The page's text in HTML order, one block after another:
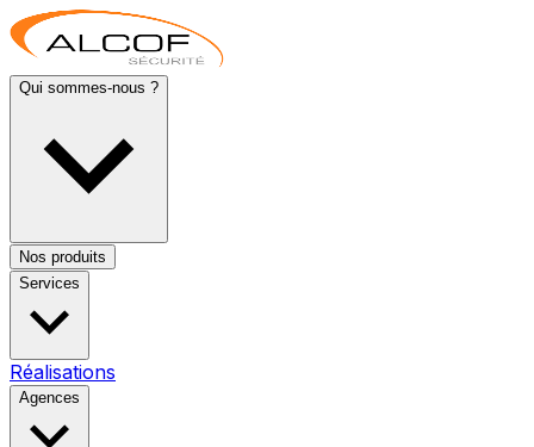
Qui sommes-nous ?
Nos produits
Services
Réalisations
Agences